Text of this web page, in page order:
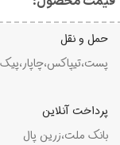
حمل و نقل
پرداخت آنلاین
بانک ملت،زرین پال